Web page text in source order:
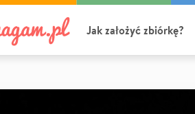
Jak założyć zbiórkę?